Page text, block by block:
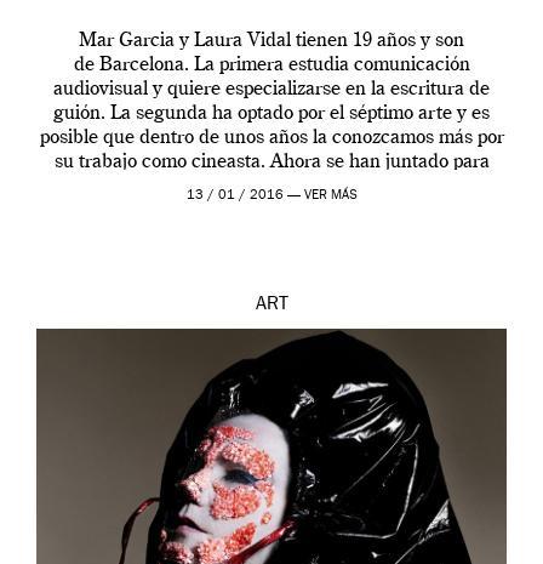
Mar Garcia y Laura Vidal tienen 19 años y son
de Barcelona. La primera estudia comunicación
audiovisual y quiere especializarse en la escritura de
guión. La segunda ha optado por el séptimo arte y es
posible que dentro de unos años la conozcamos más por
su trabajo como cineasta. Ahora se han juntado para
contarnos una […]
13 / 01 / 2016 — VER MÁS
ART